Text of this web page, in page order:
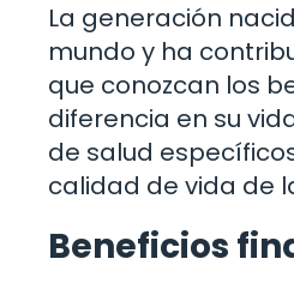
La generación
mundo y ha
que conozcan los
diferencia en su
de salud
calidad de vida de
Beneficios